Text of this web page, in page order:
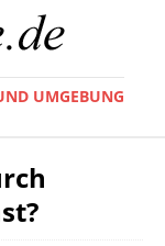
UMGEBUNG